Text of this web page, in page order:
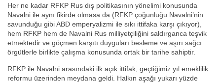
Her ne kadar RFKP Rus dış politikasının yönelimi konusunda
Navalni ile aynı fikirde olmasa da (RFKP çoğunluğu Navalni’nin
savunduğu gibi ABD emperyalizmi ile sıkı ittifaka karşı çıkıyor),
hem RFKP hem de Navalni Rus milliyetçiliğini saldırganca teşvik
etmektedir ve göçmen karşıtı duyguları besleme ve aşırı sağcı
örgütlerle birlikte çalışma konusunda ortak bir tarihe sahiptir.
RFKP ile Navalni arasındaki ilk açık ittifak, geçtiğimiz yıl emeklilik
reformu üzerinden meydana geldi. Halkın aşağı yukarı yüzde